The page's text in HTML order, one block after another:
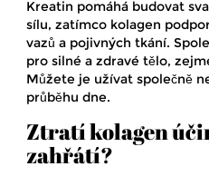
Kreatin pomáhá budovat
sílu, zatímco kolagen
vazů a pojivných tkání.
pro silné a zdravé tělo,
Můžete je užívat společně
průběhu dne.
Ztratí kolagen
zahřátí?